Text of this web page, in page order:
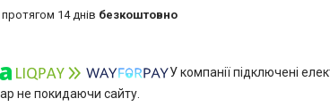
14 днів безкоштовно
У компанії підключені
не покидаючи сайту.